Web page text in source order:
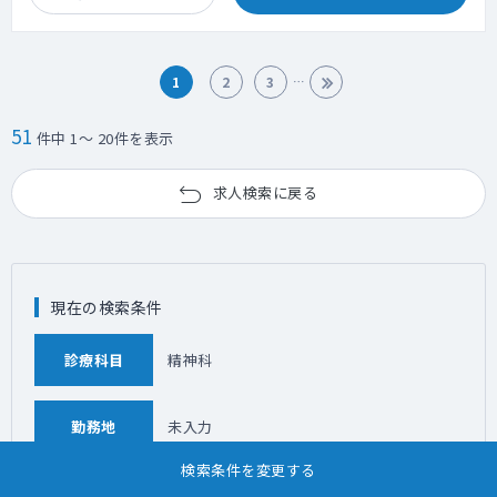
1 2 3
51 件中 1～ 20件を表示
求人検索に戻る
検索条件を変更する
現在の検索条件
診療科目 精神科
勤務地 未入力